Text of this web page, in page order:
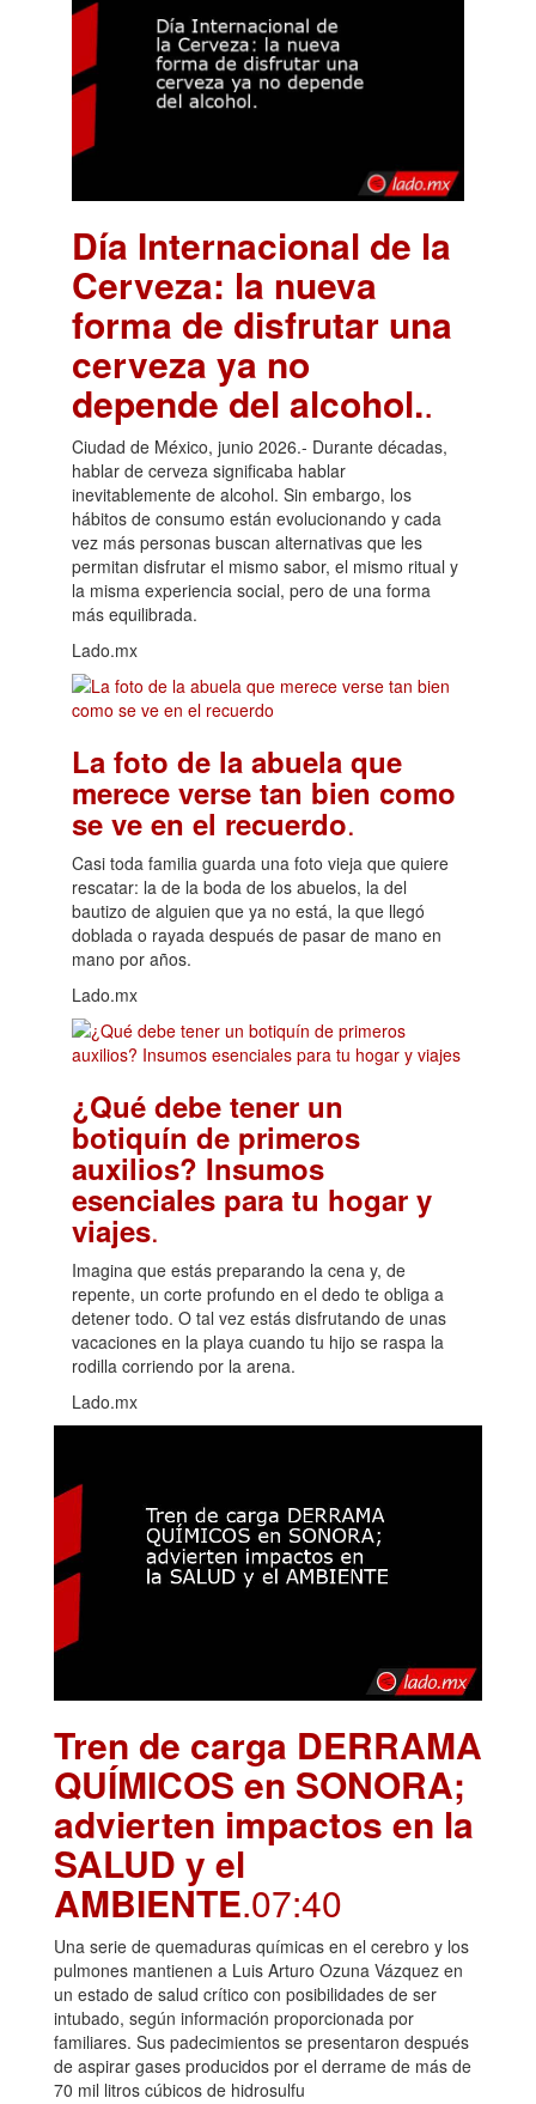
Día Internacional de la
Cerveza: la nueva
forma de disfrutar una
cerveza ya no
depende del alcohol..
Ciudad de México, junio 2026.- Durante décadas,
hablar de cerveza significaba hablar
inevitablemente de alcohol. Sin embargo, los
hábitos de consumo están evolucionando y cada
vez más personas buscan alternativas que les
permitan disfrutar el mismo sabor, el mismo ritual y
la misma experiencia social, pero de una forma
más equilibrada.
Lado.mx
La foto de la abuela que
merece verse tan bien como
se ve en el recuerdo.
Casi toda familia guarda una foto vieja que quiere
rescatar: la de la boda de los abuelos, la del
bautizo de alguien que ya no está, la que llegó
doblada o rayada después de pasar de mano en
mano por años.
Lado.mx
¿Qué debe tener un
botiquín de primeros
auxilios? Insumos
esenciales para tu hogar y
viajes.
Imagina que estás preparando la cena y, de
repente, un corte profundo en el dedo te obliga a
detener todo. O tal vez estás disfrutando de unas
vacaciones en la playa cuando tu hijo se raspa la
rodilla corriendo por la arena.
Lado.mx
Tren de carga DERRAMA
QUÍMICOS en SONORA;
advierten impactos en la
SALUD y el
AMBIENTE.07:40
Una serie de quemaduras químicas en el cerebro y los
pulmones mantienen a Luis Arturo Ozuna Vázquez en
un estado de salud crítico con posibilidades de ser
intubado, según información proporcionada por
familiares. Sus padecimientos se presentaron después
de aspirar gases producidos por el derrame de más de
70 mil litros cúbicos de hidrosulfu